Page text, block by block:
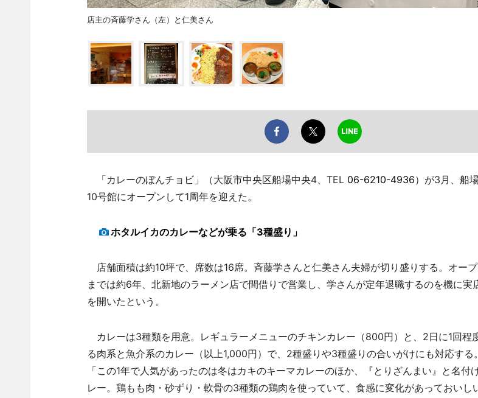
店主の斉藤学さん（左）と仁美さん
「カレーのぼんチョビ」（大阪市中央区船場中央4、TEL 06-6210-4936）が3月、船
10号館にオープンして1周年を迎えた。
ホタルイカのカレーなどが乗る「3種盛り」
店舗面積は約10坪で、席数は16席。斉藤学さんと仁美さん夫婦が切り盛りする。オー
までは約6年、北新地のラーメン店で間借りで営業し、学さんが定年退職するのを機に実
を開いたという。
カレーは3種類を用意。レギュラーメニューのチキンカレー（800円）と、2日に1回程
る肉系と魚介系のカレー（以上1,000円）で、2種盛りや3種盛りの合いがけにも対応する
「この1年で人気があったのは冬はカキのキーマカレーのほか、『とりざんまい』と名付
レー。鶏もも肉・砂ずり・軟骨の3種類の鶏肉を使っていて、食感に変化があっておいし